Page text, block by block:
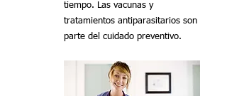
tiempo. Las vacunas y
tratamientos antiparasitarios son
parte del cuidado preventivo.